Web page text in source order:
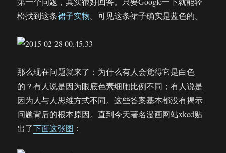
松找到这条裙子实物。可见这条裙子确实是蓝色的。
那么现在问题就来了：为什么有人会觉得它是白色
的？有人说是因为眼底色素细胞比例不同；有人说是
因为人与人思维方式不同。这些答案基本都没有揭示
问题背后的根本原因。直到今天著名漫画网站xkcd贴
出了下面这张图 ：